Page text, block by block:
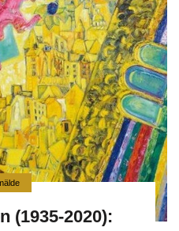
(1935-2020):